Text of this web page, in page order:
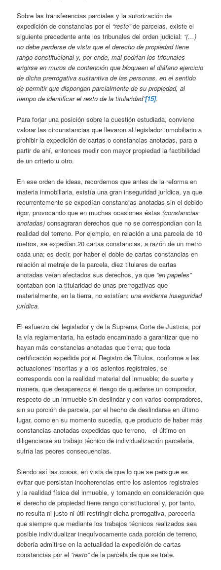
Sobre las transferencias parciales y la autorización de
expedición de constancias por el “resto”de parcelas, existe el
siguiente precedente ante los tribunales del orden judicial: “(…)
no debe perderse de vista que el derecho de propiedad tiene
rango constitucional y, por ende, mal podrían los tribunales
erigirse en muros de contención que bloqueen el diáfano ejercicio
de dicha prerrogativa sustantiva de las personas, en el sentido
de permitir que dispongan parcialmente de su propiedad, al
tiempo de identificar el resto de la titularidad”[15].
Para forjar una posición sobre la cuestión estudiada, conviene
valorar las circunstancias que llevaron al legislador inmobiliario a
prohibir la expedición de cartas o constancias anotadas, para a
partir de ahí, entonces medir con mayor propiedad la factibilidad
de un criterio u otro.
En ese orden de ideas, recordemos que antes de la reforma en
materia inmobiliaria, existía una gran inseguridad jurídica, ya que
recurrentemente se expedían constancias anotadas sin el debido
rigor, provocando que en muchas ocasiones éstas(constancias
anotadas) consagraran derechos que no se correspondían con la
realidad del terreno. Por ejemplo, en relación a una parcela de 10
metros, se expedían 20 cartas constancias, a razón de un metro
cada una; es decir, por haber el doble de cartas constancias en
relación al metraje de la parcela, diez titulares de cartas
anotadas veían afectados sus derechos, ya que “en papeles”
contaban con la titularidad de unas prerrogativas que
materialmente, en la tierra, no existían:una evidente inseguridad
jurídica.
El esfuerzo del legislador y de la Suprema Corte de Justicia, por
la vía reglamentaria, ha estado encaminado a garantizar que no
hayan más constancias anotadas que tierra; que toda
certificación expedida por el Registro de Títulos, conforme a las
actuaciones inscritas y a los asientos registrales, se
corresponda con la realidad material del inmueble; de suerte y
manera, que desaparezca el riesgo de quedarse un comprador,
respecto de un inmueble sin deslindar y con varios compradores,
sin su porción de parcela, por el hecho de deslindarse en último
lugar, como en su momento sucedía, que producto de haber más
constancias anotadas expedidas que terreno, el último en
diligenciarse su trabajo técnico de individualización parcelaria,
sufría las peores consecuencias.
Siendo así las cosas, en vista de que lo que se persigue es
evitar que persistan incoherencias entre los asientos registrales
y la realidad física del inmueble, y tomando en consideración que
el derecho de propiedad tiene rango constitucional y, por tanto,
no resulta ni justo ni útil restringir dicha prerrogativa, parecería
que siempre que mediante los trabajos técnicos realizados sea
posible individualizar inequívocamente cada porción de terreno,
debería admitirse en la actualidad la expedición de cartas
constancias por el “resto”de la parcela de que se trate.